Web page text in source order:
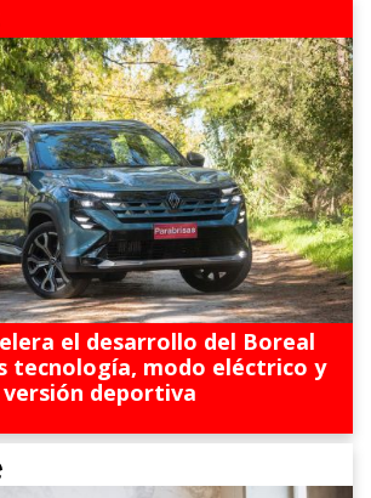
el desarrollo del Boreal
tecnología, modo eléctrico y
versión deportiva